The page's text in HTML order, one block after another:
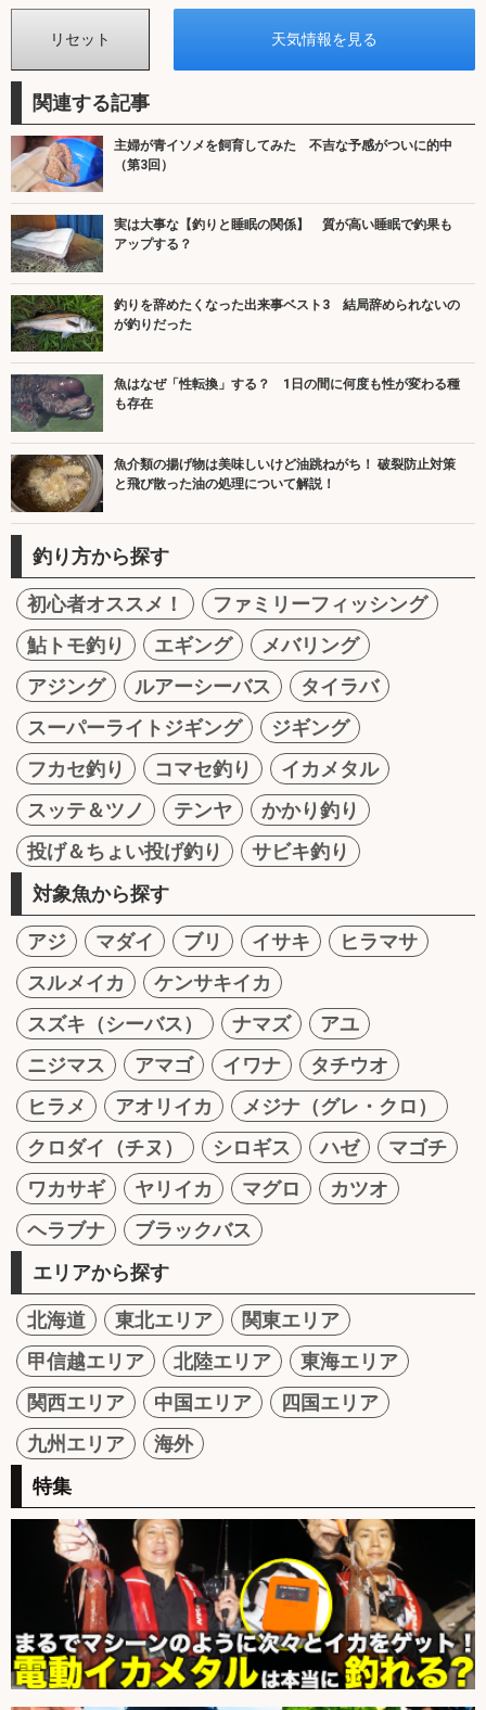
関連する記事
主婦が青イソメを飼育してみた 不吉な予感がついに的中
（第3回）
実は大事な【釣りと睡眠の関係】 質が高い睡眠で釣果も
アップする？
釣りを辞めたくなった出来事ベスト3 結局辞められないの
が釣りだった
魚はなぜ「性転換」する？ 1日の間に何度も性が変わる種
も存在
魚介類の揚げ物は美味しいけど油跳ねがち！ 破裂防止対策
と飛び散った油の処理について解説！
釣り方から探す
初心者オススメ！
ファミリーフィッシング
鮎トモ釣り
エギング
メバリング
アジング
ルアーシーバス
タイラバ
スーパーライトジギング
ジギング
フカセ釣り
コマセ釣り
イカメタル
スッテ＆ツノ
テンヤ
かかり釣り
投げ＆ちょい投げ釣り
サビキ釣り
対象魚から探す
アジ マダイ ブリ イサキ
ヒラマサ
スルメイカ
ケンサキイカ
スズキ（シーバス）
ナマズ
アユ
ニジマス
アマゴ イワナ
タチウオ
ヒラメ
アオリイカ
メジナ（グレ・クロ）
クロダイ（チヌ）
シロギス ハゼ
マゴチ
ワカサギ
ヤリイカ マグロ
カツオ
ヘラブナ
ブラックバス
エリアから探す
北海道 東北エリア
関東エリア
甲信越エリア
北陸エリア
東海エリア
関西エリア
中国エリア
四国エリア
九州エリア
海外
特集